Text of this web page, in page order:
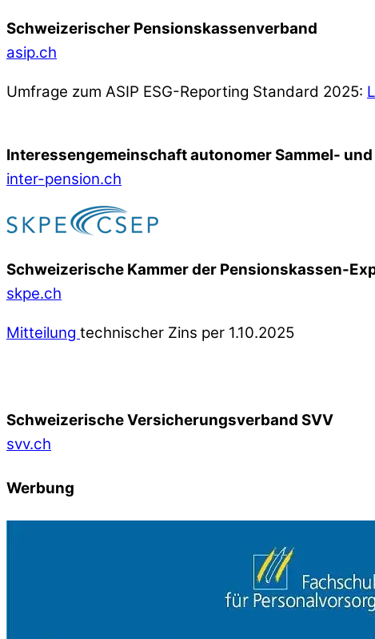
Schweizerischer Pensionskassenverband
asip.ch
Umfrage zum ASIP ESG-Reporting Standard 2025:
Interessengemeinschaft autonomer Sammel-
inter-pension.ch
Schweizerische Kammer der Pensionskassen-
skpe.ch
Mitteilung technischer Zins per 1.10.2025
Schweizerische Versicherungsverband SVV
svv.ch
Werbung